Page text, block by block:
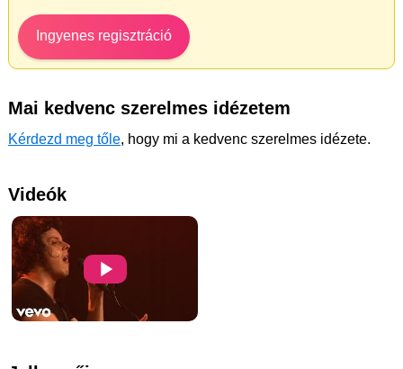
Ingyenes regisztráció
Mai kedvenc szerelmes idézetem
Kérdezd meg tőle, hogy mi a kedvenc szerelmes idézete.
Videók